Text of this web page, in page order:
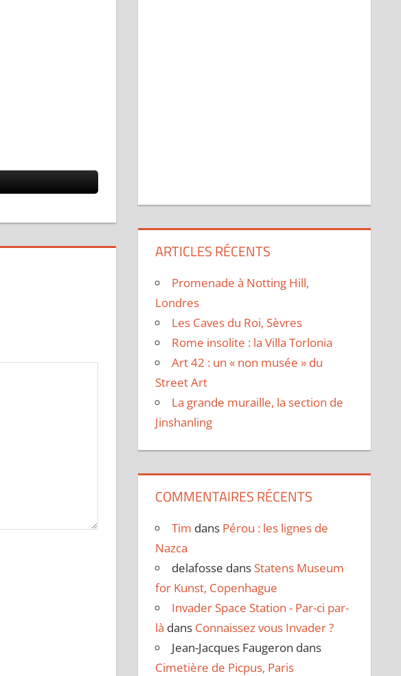
ARTICLES RÉCENTS
Promenade à Notting Hill,
Londres
Les Caves du Roi, Sèvres
Rome insolite : la Villa Torlonia
Art 42 : un « non musée » du
Street Art
La grande muraille, la section de
Jinshanling
COMMENTAIRES RÉCENTS
Tim dans Pérou : les lignes de
Nazca
delafosse dans Statens Museum
for Kunst, Copenhague
Invader Space Station - Par-ci par-
là dans Connaissez vous Invader ?
Jean-Jacques Faugeron dans
Cimetière de Picpus, Paris